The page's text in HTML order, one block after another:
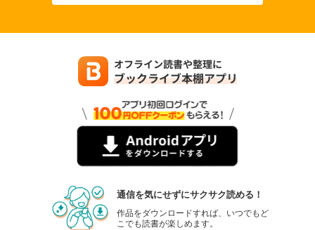
通信を気にせずにサクサク読める！
作品をダウンロードすれば、いつでもど
こでも読書が楽しめます。